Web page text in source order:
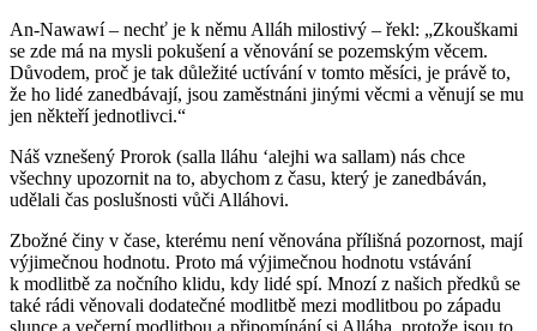
An-Nawawí – nechť je k němu Alláh milostivý – řekl: „Zkouškami
se zde má na mysli pokušení a věnování se pozemským věcem.
Důvodem, proč je tak důležité uctívání v tomto měsíci, je právě to,
že ho lidé zanedbávají, jsou zaměstnáni jinými věcmi a věnují se mu
jen někteří jednotlivci.“
Náš vznešený Prorok (salla lláhu ʻalejhi wa sallam) nás chce
všechny upozornit na to, abychom z času, který je zanedbáván,
udělali čas poslušnosti vůči Alláhovi.
Zbožné činy v čase, kterému není věnována přílišná pozornost, mají
výjimečnou hodnotu. Proto má výjimečnou hodnotu vstávání
k modlitbě za nočního klidu, kdy lidé spí. Mnozí z našich předků se
také rádi věnovali dodatečné modlitbě mezi modlitbou po západu
slunce a večerní modlitbou a připomínání si Alláha, protože jsou to